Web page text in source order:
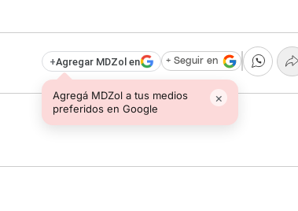
+Agregar MDZol en
Agregá MDZol a tus medios
preferidos en Google
×
+ Seguir en